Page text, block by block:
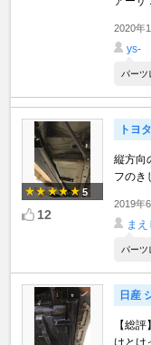
2020年
ys-
パーツ
5
12
トヨ
縦方向
フのき
2019年
まえ
パーツ
日産
【総
けとけ